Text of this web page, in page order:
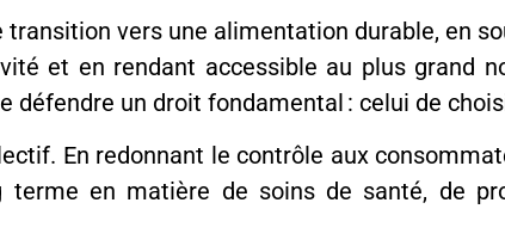
vers une alimentation durable, en
et en rendant accessible au plus grand
défendre un droit fondamental : celui de
En redonnant le contrôle aux
en matière de soins de santé, de